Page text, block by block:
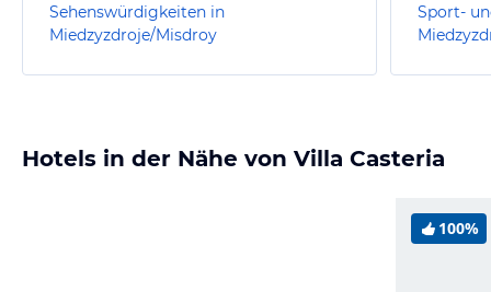
Sehenswürdigkeiten in
Miedzyzdroje/Misdroy
Sport-
Hotels in der Nähe von Villa Casteria
100%